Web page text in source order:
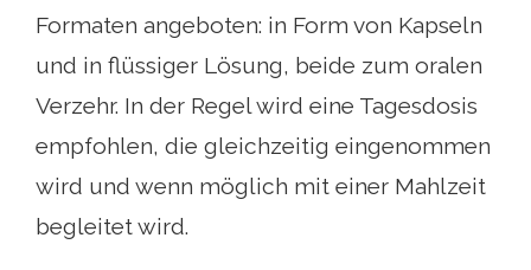
Formaten angeboten: in Form von Kapseln
und in flüssiger Lösung, beide zum oralen
Verzehr. In der Regel wird eine Tagesdosis
empfohlen, die gleichzeitig eingenommen
wird und wenn möglich mit einer Mahlzeit
begleitet wird.